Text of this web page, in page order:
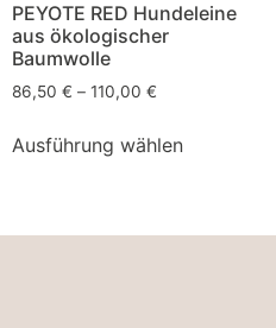
PEYOTE RED Hundeleine
aus ökologischer
Baumwolle
86,50 € – 110,00 €
Ausführung wählen